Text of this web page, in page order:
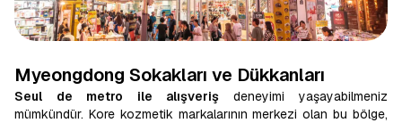
Myeongdong Sokakları ve Dükkanları
Seul de metro ile alışveriş deneyimi yaşayabilmeniz
mümkündür. Kore kozmetik markalarının merkezi olan bu bölge,